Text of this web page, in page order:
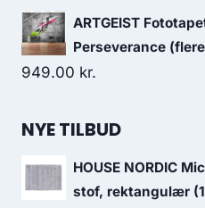
ARTGEIST
Perseverance
949.00 kr.
NYE TILBUD
HOUSE NORDIC
stof, rektangulær